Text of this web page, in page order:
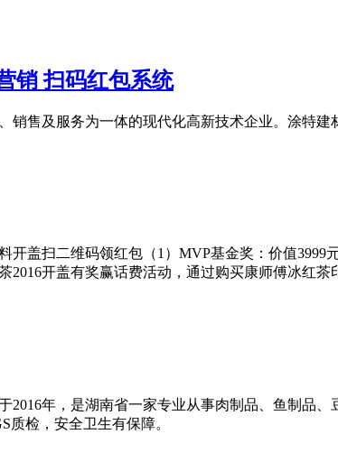
销 扫码红包系统
销售及服务为一体的现代化高新技术企业。涂特
开盖扫二维码领红包（1）MVP基金奖：价值
2016开盖有奖赢话费活动，通过购买康师傅冰红茶
2016年，是湖南省一家专业从事肉制品、鱼制品
质检，安全卫生有保障。